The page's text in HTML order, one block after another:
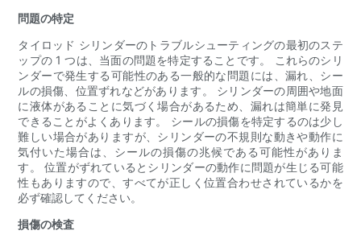
問題の特定
タイロッド シリンダーのトラブルシューティングの最初のステ
ップの 1 つは、当面の問題を特定することです。 これらのシリ
ンダーで発生する可能性のある一般的な問題には、漏れ、シー
ルの損傷、位置ずれなどがあります。 シリンダーの周囲や地面
に液体があることに気づく場合があるため、漏れは簡単に発見
できることがよくあります。 シールの損傷を特定するのは少し
難しい場合がありますが、シリンダーの不規則な動きや動作に
気付いた場合は、シールの損傷の兆候である可能性がありま
す。 位置がずれているとシリンダーの動作に問題が生じる可能
性もありますので、すべてが正しく位置合わせされているかを
必ず確認してください。
損傷の検査